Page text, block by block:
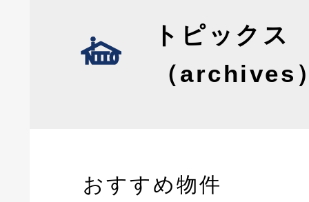
トピックス
（archives
おすすめ物件